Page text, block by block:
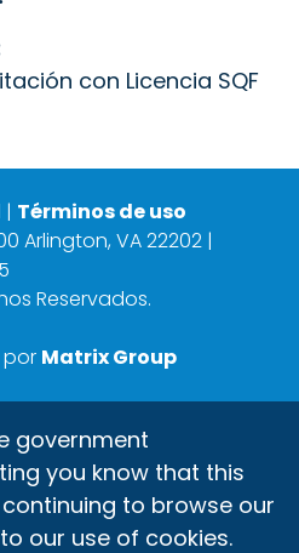
con Licencia SQF
| Términos de uso
Arlington, VA 22202 |
Reservados.
por Matrix Group
government
you know that this
to browse our
our use of cookies.